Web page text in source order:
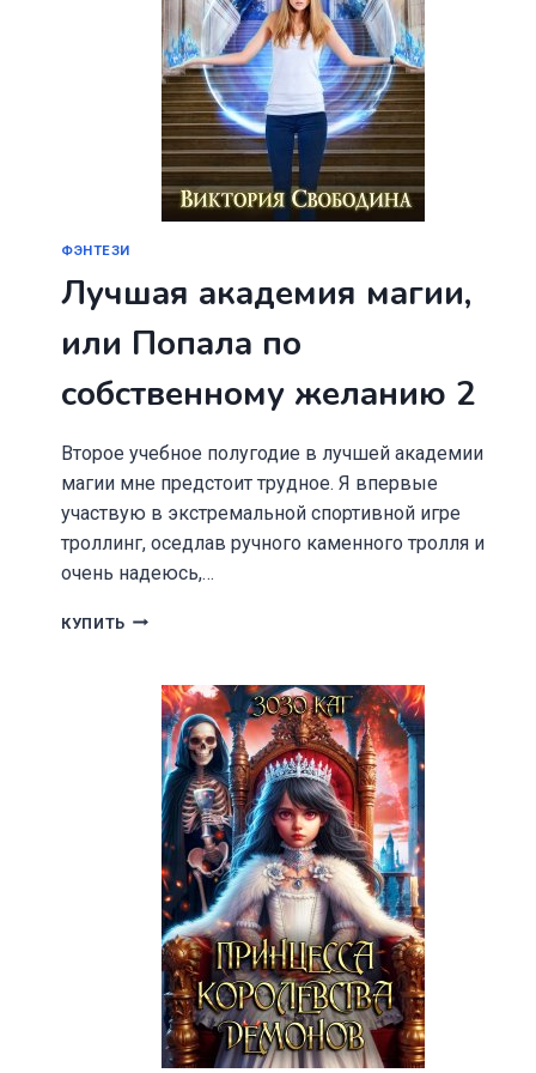
ФЭНТЕЗИ
Лучшая академия магии,
или Попала по
собственному желанию 2
Второе учебное полугодие в лучшей академии
магии мне предстоит трудное. Я впервые
участвую в экстремальной спортивной игре
троллинг, оседлав ручного каменного тролля и
очень надеюсь,…
КУПИТЬ ЛУЧШАЯ
ПОПАЛА
СОБСТВЕННОМУ
ЖЕЛАНИЮ